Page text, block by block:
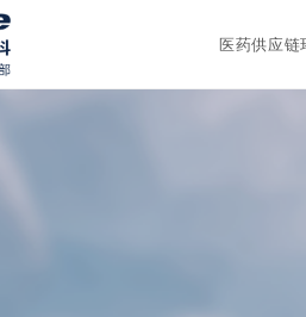
医药供应链